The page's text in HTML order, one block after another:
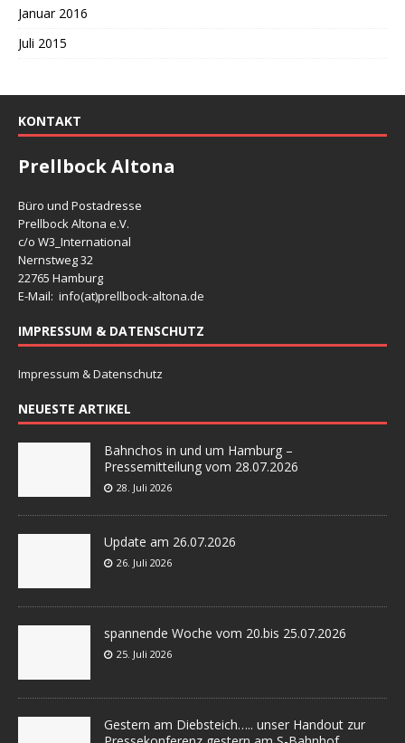
Januar 2016
Juli 2015
KONTAKT
Prellbock Altona
Büro und Postadresse
Prellbock Altona e.V.
c/o W3_International
Nernstweg 32
22765 Hamburg
E-Mail: info(at)prellbock-altona.de
IMPRESSUM & DATENSCHUTZ
Impressum & Datenschutz
NEUESTE ARTIKEL
Bahnchos in und um Hamburg –
Pressemitteilung vom 28.07.2026
28. Juli 2026
Update am 26.07.2026
26. Juli 2026
spannende Woche vom 20.bis 25.07.2026
25. Juli 2026
Gestern am Diebsteich….. unser Handout zur